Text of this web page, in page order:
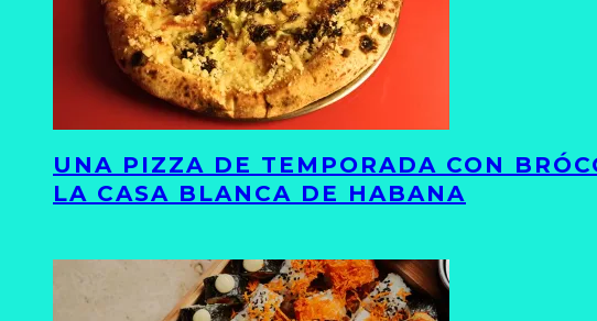
UNA PIZZA DE TEMPORADA CON
LA CASA BLANCA DE HABANA